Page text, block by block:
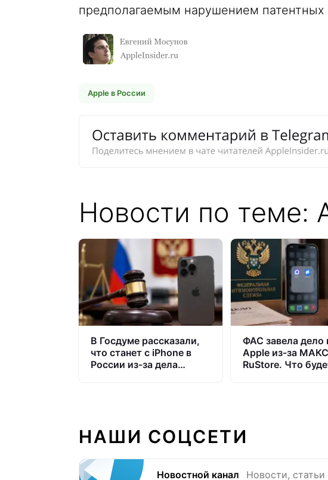
предполагаемым нарушением патентных
Apple в России
Новости по теме:
В Госдуме рассказали,
что станет с iPhone в
России из-за дела
ФАС завела дело
Apple из-за
RuStore. Что
НАШИ СОЦСЕТИ
Новостной канал Новости,